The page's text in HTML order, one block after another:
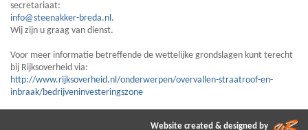
secretariaat:
info@steenakker-breda.nl.
Wij zijn u graag van dienst.
Voor meer informatie betreffende de wettelijke grondslagen kunt terecht
bij Rijksoverheid via:
http://www.rijksoverheid.nl/onderwerpen/overvallen-straatroof-en-
inbraak/bedrijveninvesteringszone
Website created & designed by